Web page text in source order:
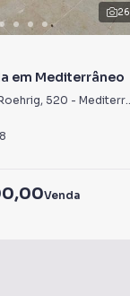
26
em Mediterrâneo
, 520 - Mediterrâneo
Venda